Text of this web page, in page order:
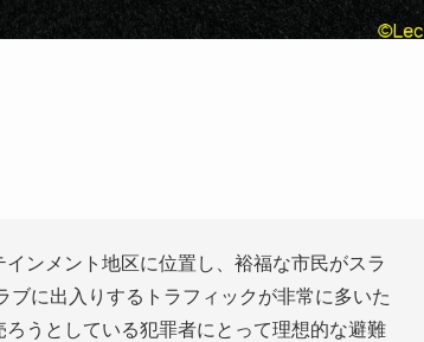
ンメント地区に位置し、裕福な市民がスラ
ブに出入りするトラフィックが非常に多いた
うとしている犯罪者にとって理想的な避難